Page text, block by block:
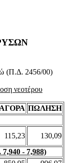
(Π.Δ. 2456/00)
νεοτέρου
ΑΓΟΡΑ ΠΩΛΗΣΗ
115,23
130,09
- 7,988)